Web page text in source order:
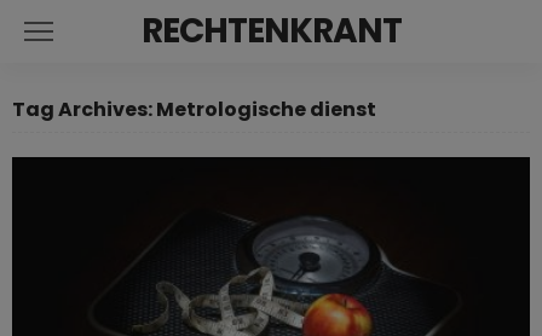
RECHTENKRANT
Tag Archives: Metrologische dienst